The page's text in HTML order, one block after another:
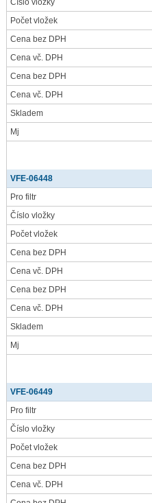
Číslo vložky
Počet vložek
Cena bez DPH
Cena vč. DPH
Cena bez DPH
Cena vč. DPH
Skladem
Mj
VFE-06448
Pro filtr
Číslo vložky
Počet vložek
Cena bez DPH
Cena vč. DPH
Cena bez DPH
Cena vč. DPH
Skladem
Mj
VFE-06449
Pro filtr
Číslo vložky
Počet vložek
Cena bez DPH
Cena vč. DPH